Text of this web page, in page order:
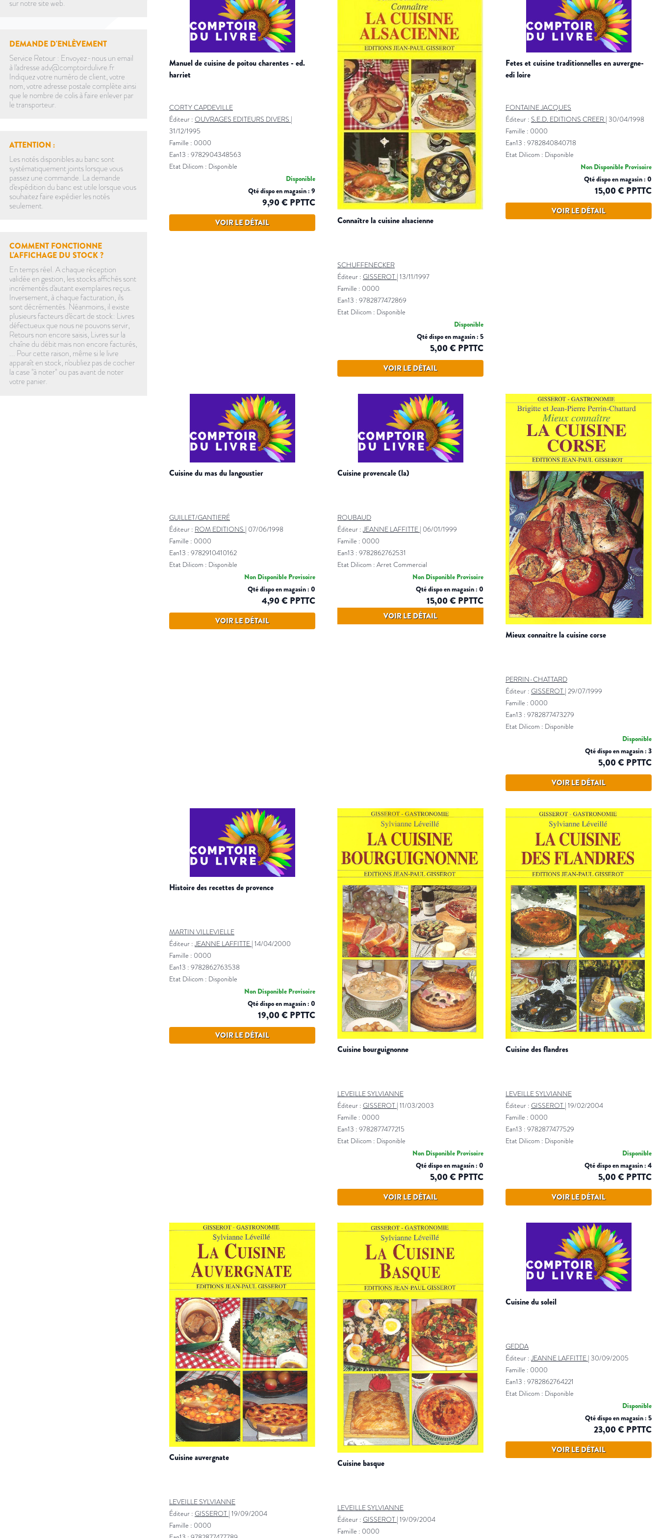
sur notre site web.
DEMANDE D'ENLÈVEMENT
Service Retour : Envoyez-nous un email
à l'adresse adv@comptoirdulivre.fr
Indiquez votre numéro de client, votre
nom, votre adresse postale complète ainsi
que le nombre de colis à faire enlever par
le transporteur.
ATTENTION :
Les notés disponibles au banc sont
systématiquement joints lorsque vous
passez une commande. La demande
d'expédition du banc est utile lorsque vous
souhaitez faire expédier les notés
seulement.
COMMENT FONCTIONNE
L'AFFICHAGE DU STOCK ?
En temps réel. A chaque réception
validée en gestion, les stocks affichés sont
incrémentés d'autant exemplaires reçus.
Inversement, à chaque facturation, ils
sont décrémentés. Néanmoins, il existe
plusieurs facteurs d'écart de stock: Livres
défectueux que nous ne pouvons servir,
Retours non encore saisis, Livres sur la
chaîne du débit mais non encore facturés,
... Pour cette raison, même si le livre
apparaît en stock, n'oubliez pas de cocher
la case "à noter" ou pas avant de noter
votre panier.
manuel de cuisine de poitou charentes - ed.
harriet
CORTY CAPDEVILLE
Éditeur : OUVRAGES EDITEURS DIVERS |
31/12/1995
Famille : 0000
Ean13 : 9782904348563
Etat Dilicom : Disponible
Disponible
Qté dispo en magasin : 9
9,90 € PPTTC
VOIR LE DÉTAIL connaître la cuisine alsacienne
SCHUFFENECKER
Éditeur : GISSEROT 13/11/1997
Famille : 0000
Ean13 : 9782877472869
Etat Dilicom : Disponible
Disponible
Qté dispo en magasin : 5
5,00 € PPTTC
VOIR LE DÉTAIL
fetes et cuisine traditionnelles en auvergne-
edi loire
FONTAINE JACQUES
Éditeur : S.E.D. EDITIONS CREER | 30/04/1998
Famille : 0000
Ean13 : 9782840840718
Etat Dilicom : Disponible
Non Disponible Provisoire
Qté dispo en magasin : 0
15,00 € PPTTC
VOIR LE DÉTAIL
cuisine du mas du langoustier
GUILLET/GANTIERÉ
Éditeur : ROM EDITIONS 07/06/1998
Famille : 0000
Ean13 : 9782910410162
Etat Dilicom : Disponible
Non Disponible Provisoire
Qté dispo en magasin : 0
4,90 € PPTTC
VOIR LE DÉTAIL
cuisine provencale (la)
ROUBAUD
Éditeur :JEANNE LAFFITTE 06/01/1999
Famille : 0000
Ean13 : 9782862762531
Etat Dilicom : Arret Commercial
Non Disponible Provisoire
Qté dispo en magasin : 0
15,00 € PPTTC
VOIR LE DÉTAIL
mieux connaitre la cuisine corse
PERRIN-CHATTARD
Éditeur : GISSEROT | 29/07/1999
Famille : 0000
Ean13 : 9782877473279
Etat Dilicom : Disponible
Disponible
Qté dispo en magasin : 3
5,00 € PPTTC
VOIR LE DÉTAIL
histoire des recettes de provence
MARTIN VILLEVIELLE
Éditeur :JEANNE LAFFITTE | 14/04/2000
Famille : 0000
Ean13 : 9782862763538
Etat Dilicom : Disponible
Non Disponible Provisoire
Qté dispo en magasin : 0
19,00 € PPTTC
VOIR LE DÉTAIL
cuisine bourguignonne
LEVEILLE SYLVIANNE
Éditeur : GISSEROT | 11/03/2003
Famille : 0000
Ean13 : 9782877477215
Etat Dilicom : Disponible
Non Disponible Provisoire
Qté dispo en magasin : 0
5,00 € PPTTC
VOIR LE DÉTAIL
cuisine des flandres
LEVEILLE SYLVIANNE
Éditeur : GISSEROT | 19/02/2004
Famille : 0000
Ean13 : 9782877477529
Etat Dilicom : Disponible
Disponible
Qté dispo en magasin : 4
5,00 € PPTTC
VOIR LE DÉTAIL
cuisine auvergnate
LEVEILLE SYLVIANNE
Éditeur : GISSEROT | 19/09/2004
Famille : 0000
cuisine basque
LEVEILLE SYLVIANNE
Éditeur : GISSEROT 19/09/2004
Famille : 0000
cuisine du soleil
GEDDA
Éditeur :JEANNE LAFFITTE | 30/09/2005
Famille : 0000
Ean13 : 9782862764221
Etat Dilicom : Disponible
Disponible
Qté dispo en magasin : 5
23,00 € PPTTC
VOIR LE DÉTAIL